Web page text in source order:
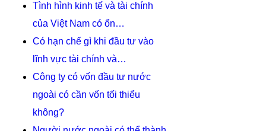
Tình hình kinh tế và tài chính
của Việt Nam có ổn…
Có hạn chế gì khi đầu tư vào
lĩnh vực tài chính và…
Công ty có vốn đầu tư nước
ngoài có cần vốn tối thiểu
không?